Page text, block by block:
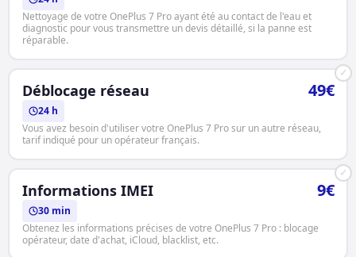
Nettoyage de votre OnePlus 7 Pro ayant été au contact de l'eau et
diagnostic pour vous transmettre un devis détaillé, si la panne est
réparable.
✓
Déblocage réseau 49€
24 h
Vous avez besoin d'utiliser votre OnePlus 7 Pro sur un autre réseau,
tarif indiqué pour un opérateur français.
✓
Informations IMEI 9€
30 min
Obtenez les informations précises de votre OnePlus 7 Pro : blocage
opérateur, date d'achat, iCloud, blacklist, etc.